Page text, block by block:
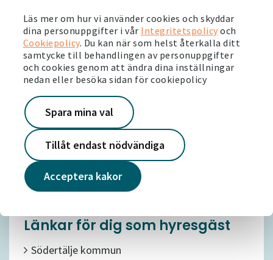
Läs mer om hur vi använder cookies och skyddar
dina personuppgifter i vår Integritetspolicy och
Cookiepolicy. Du kan när som helst återkalla ditt
samtycke till behandlingen av personuppgifter
och cookies genom att ändra dina inställningar
nedan eller besöka sidan för cookiepolicy
Acceptera kakor
Spara mina val
Tillåt endast nödvändiga
På Mina sidor kan du utföra dina boendeärenden
dygnet runt.
Här kan du bland annat
anmäla fel och skador
se dina hyresavier/OCR-nummer
kopior av dina kontrakt
läsa nyheter om ditt område
få erbjudanden från våra utvalda samarbetspartners
Till Mina sidor
Länkar för dig som hyresgäst
Södertälje kommun